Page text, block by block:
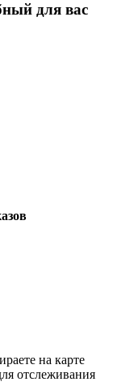
для вас
на карте
отслеживания